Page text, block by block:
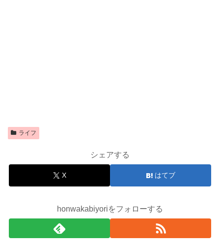
ライフ
シェアする
X はてブ
honwakabiyoriをフォローする